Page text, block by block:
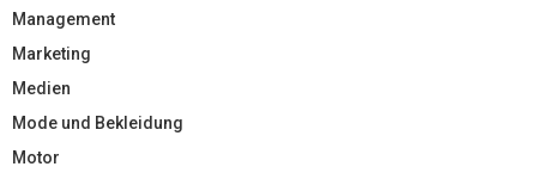
Management
Marketing
Medien
Mode und Bekleidung
Motor